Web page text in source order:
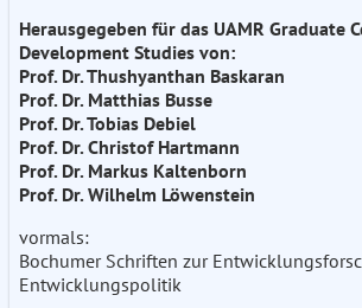
Herausgegeben für das UAMR Graduate
Development Studies von:
Prof. Dr. Thushyanthan Baskaran
Prof. Dr. Matthias Busse
Prof. Dr. Tobias Debiel
Prof. Dr. Christof Hartmann
Prof. Dr. Markus Kaltenborn
Prof. Dr. Wilhelm Löwenstein
vormals:
Bochumer Schriften zur
Entwicklungspolitik